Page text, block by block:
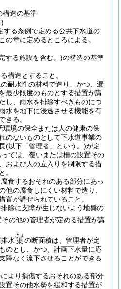
構造の基準
)
する条例で定める公共下水道の
の章に定めるところによる。
する施設を含む。)の構造の基準
構造とすること。
耐水性の材料で造り、かつ、漏
最少限度のものとする措置が講
し、雨水を排除すべきものにつ
水を地下に浸透させる機能を有
きる。
環境の保全または人の健康の保
のないものとして下水道事業の
(以下「管理者」という。)が定
っては、覆いまたは柵の設置その
および人の立入りを制限する措
。
食するおそれのある部分にあっ
他の腐食しにくい材料で造り、
置が講ぜられていること。
除に支障が生じないよう地盤の
その他の管理者が定める措置が講
水 渠
きょ
の断面積は、管理者が定
のとし、かつ、計画下水量に応
障なく流下させることができる
より損傷するおそれのある部分
置その他水勢を緩和する措置が